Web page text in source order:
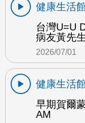
健康生活
台灣U=U
病友黃先
2026/07/01
健康生活
早期賀爾
AM